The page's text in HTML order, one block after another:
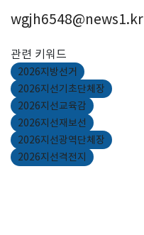
wgjh6548@news1.kr
관련 키워드
2026지방선거
2026지선기초단체장
2026지선교육감
2026지선재보선
2026지선광역단체장
2026지선격전지